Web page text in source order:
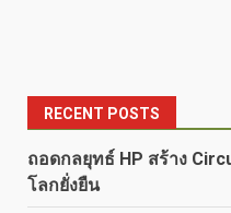
RECENT POSTS
ถอดกลยุทธ์ HP สร้าง
โลกยั่งยืน